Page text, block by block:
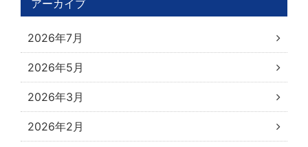
アーカイブ
2026年7月
2026年5月
2026年3月
2026年2月